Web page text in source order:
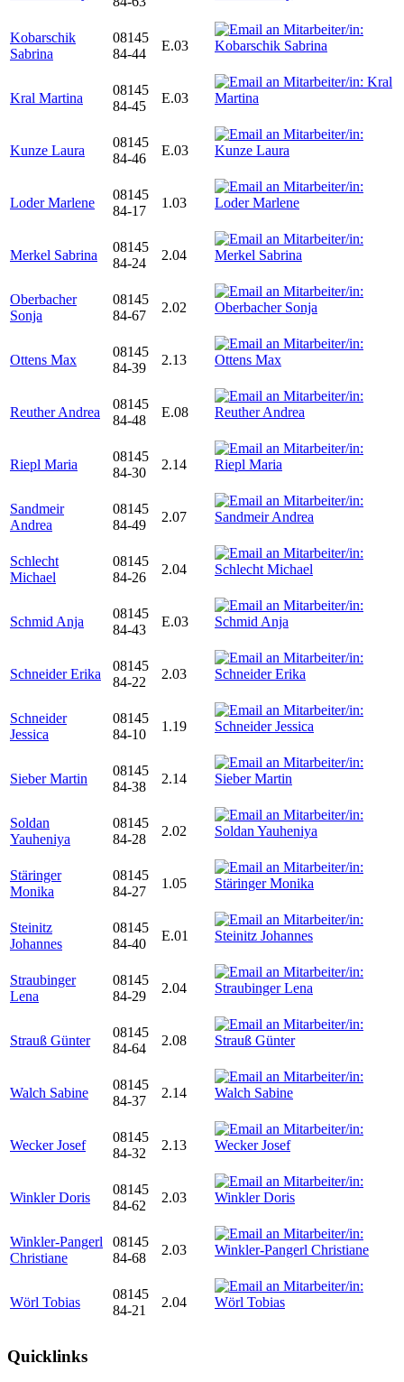
Kobarschik
Sabrina
08145
84-44
E.03
Kral Martina
08145
84-45
E.03
Kunze Laura
08145
84-46
E.03
Loder Marlene
08145
84-17
1.03
Merkel Sabrina
08145
84-24
2.04
Oberbacher
Sonja
08145
84-67
2.02
Ottens Max
08145
84-39
2.13
Reuther Andrea
08145
84-48
E.08
Riepl Maria
08145
84-30
2.14
Sandmeir
Andrea
08145
84-49
2.07
Schlecht
Michael
08145
84-26
2.04
Schmid Anja
08145
84-43
E.03
Schneider Erika
08145
84-22
2.03
Schneider
Jessica
08145
84-10
1.19
Sieber Martin
08145
84-38
2.14
Soldan
Yauheniya
08145
84-28
2.02
Stäringer
Monika
08145
84-27
1.05
Steinitz
Johannes
08145
84-40
E.01
Straubinger
Lena
08145
84-29
2.04
Strauß Günter
08145
84-64
2.08
Walch Sabine
08145
84-37
2.14
Wecker Josef
08145
84-32
2.13
Winkler Doris
08145
84-62
2.03
Winkler-Pangerl
Christiane
08145
84-68
2.03
Wörl Tobias
08145
84-21
2.04
Quicklinks